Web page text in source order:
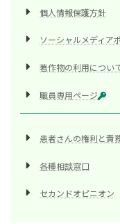
個人情報保護方針
ソーシャルメディア
著作物の利用につい
職員専用ページ
患者さんの権利と責
各種相談窓口
セカンドオピニオン